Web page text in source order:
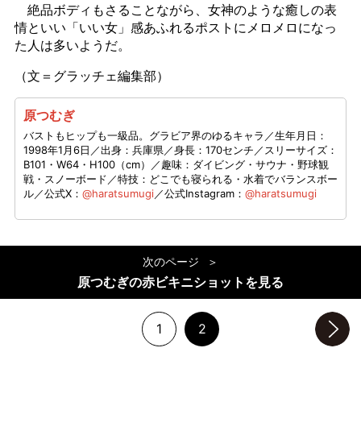
絶品ボディもさることながら、女神のような癒しの表
情といい「いい女」感あふれるポストにメロメロになっ
た人は多いようだ。
（文＝グラッチェ編集部）
原つむぎ
バストもヒップも一級品。グラビア界のゆるキャラ／生年月日：
1998年1月6日／出身：兵庫県／身長：170センチ／スリーサイズ：
B101・W64・H100（cm）／趣味：ダイビング・サウナ・野球観
戦・スノーボード／特技：どこでも寝られる・水着でバランスボー
ル／公式X： @haratsumugi／公式Instagram： @haratsumugi
次のページ
原つむぎの赤ビキニショットを見る
1 2